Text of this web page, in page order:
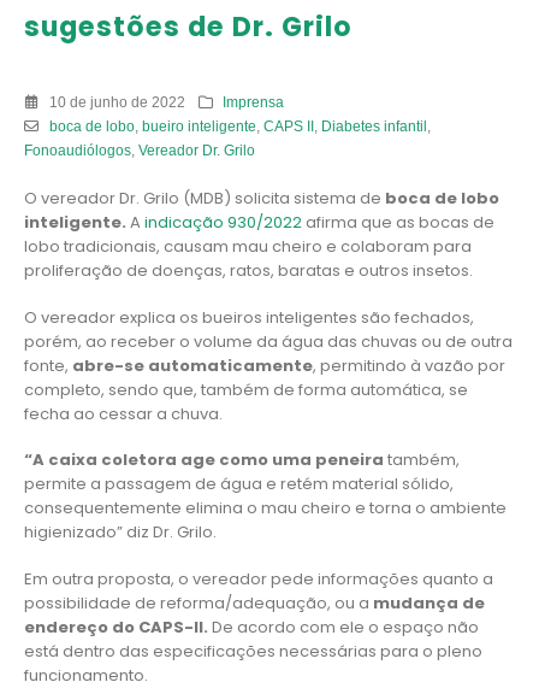
sugestões de Dr. Grilo
10 de junho de 2022
Imprensa
boca de lobo, bueiro inteligente CAPS II Diabetes infantil
Fonoaudiólogos Vereador Dr. Grilo
O vereador Dr. Grilo (MDB) solicita sistema de boca de lobo
inteligente. A indicação 930/2022 afirma que as bocas de
lobo tradicionais, causam mau cheiro e colaboram para
proliferação de doenças, ratos, baratas e outros insetos.
O vereador explica os bueiros inteligentes são fechados,
porém, ao receber o volume da água das chuvas ou de outra
fonte, abre-se automaticamente, permitindo à vazão por
completo, sendo que, também de forma automática, se
fecha ao cessar a chuva.
“A caixa coletora age como uma peneira também,
permite a passagem de água e retém material sólido,
consequentemente elimina o mau cheiro e torna o ambiente
higienizado” diz Dr. Grilo.
Em outra proposta, o vereador pede informações quanto a
possibilidade de reforma/adequação, ou a mudança de
endereço do CAPS-II. De acordo com ele o espaço não
está dentro das especificações necessárias para o pleno
funcionamento.